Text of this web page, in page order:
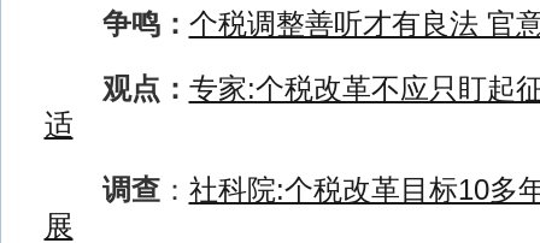
争鸣： 个税调整善听才有良法 官
观点： 专家:个税改革不应只盯起
适
调查： 社科院:个税改革目标10多
展